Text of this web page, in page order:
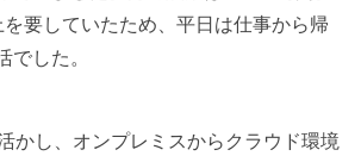
要していたため、平日は仕事から帰
した。
かし、オンプレミスからクラウド環境